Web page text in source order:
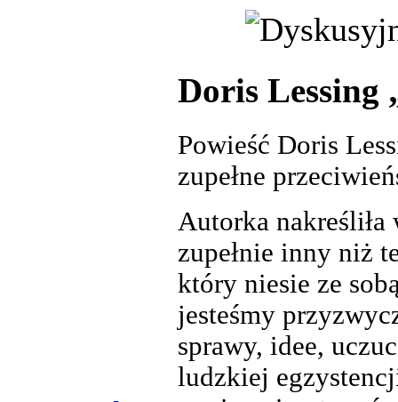
Doris Lessing
Powieść Doris
zupełne
Autorka nakreśliła
zupełnie inny niż
który niesie ze
jesteśmy
sprawy, idee,
ludzkiej